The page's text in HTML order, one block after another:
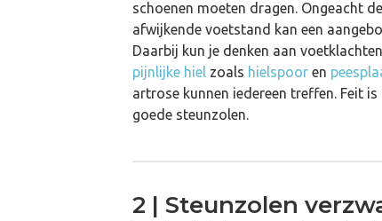
schoenen moeten dragen. Ongeacht
afwijkende voetstand kan een
Daarbij kun je denken aan
pijnlijke hiel zoals hielspoor en
artrose kunnen iedereen treffen. Feit
goede steunzolen.
2 | Steunzolen